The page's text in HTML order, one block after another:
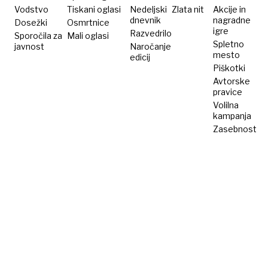
Vodstvo
Dosežki
Sporočila za
javnost
Tiskani oglasi
Osmrtnice
Mali oglasi
Nedeljski
dnevnik
Razvedrilo
Naročanje
edicij
Zlata nit
Akcije in
nagradne
igre
Spletno
mesto
Piškotki
Avtorske
pravice
Volilna
kampanja
Zasebnost